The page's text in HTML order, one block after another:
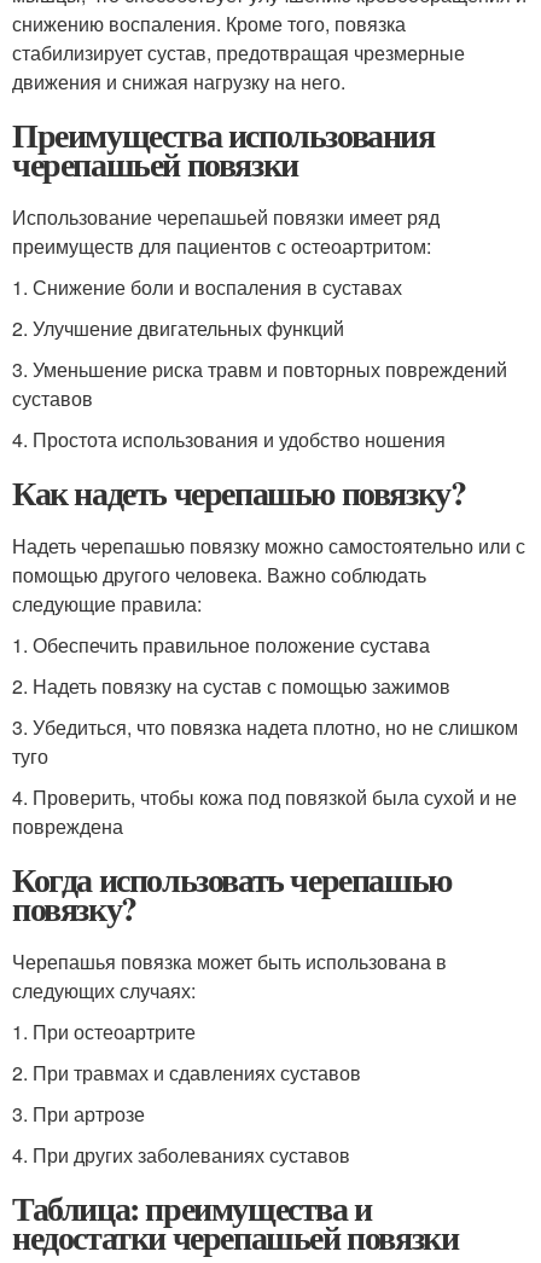
снижению воспаления. Кроме того, повязка
стабилизирует сустав, предотвращая чрезмерные
движения и снижая нагрузку на него.
Преимущества использования
черепашьей повязки
Использование черепашьей повязки имеет ряд
преимуществ для пациентов с остеоартритом:
1. Снижение боли и воспаления в суставах
2. Улучшение двигательных функций
3. Уменьшение риска травм и повторных повреждений
суставов
4. Простота использования и удобство ношения
Как надеть черепашью повязку?
Надеть черепашью повязку можно самостоятельно или с
помощью другого человека. Важно соблюдать
следующие правила:
1. Обеспечить правильное положение сустава
2. Надеть повязку на сустав с помощью зажимов
3. Убедиться, что повязка надета плотно, но не слишком
туго
4. Проверить, чтобы кожа под повязкой была сухой и не
повреждена
Когда использовать черепашью
повязку?
Черепашья повязка может быть использована в
следующих случаях:
1. При остеоартрите
2. При травмах и сдавлениях суставов
3. При артрозе
4. При других заболеваниях суставов
Таблица: преимущества и
недостатки черепашьей повязки